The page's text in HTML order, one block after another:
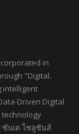
in
"Digital.
intelligent
Driven Digital
ซันเด โซลูชันส์